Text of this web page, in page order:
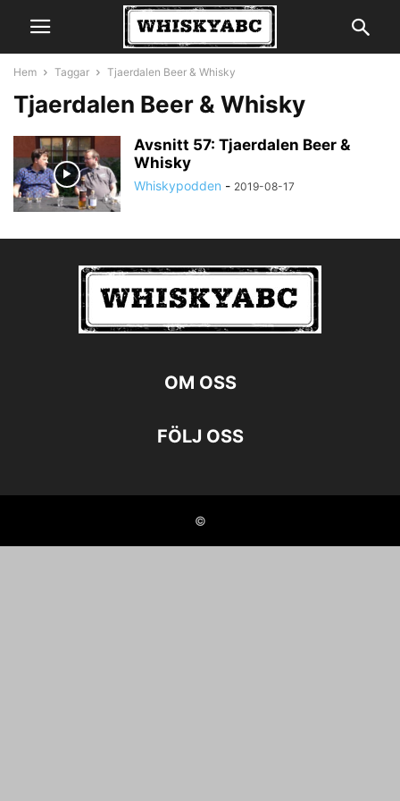
Hem Taggar Tjaerdalen Beer & Whisky
Tjaerdalen Beer & Whisky
Avsnitt 57: Tjaerdalen Beer &
Whisky
Whiskypodden - 2019-08-17
OM OSS
FÖLJ OSS
©